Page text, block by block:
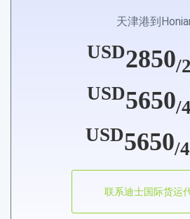
天津港到
USD2850/
USD5650/
USD5650/
联系迪士国际货运